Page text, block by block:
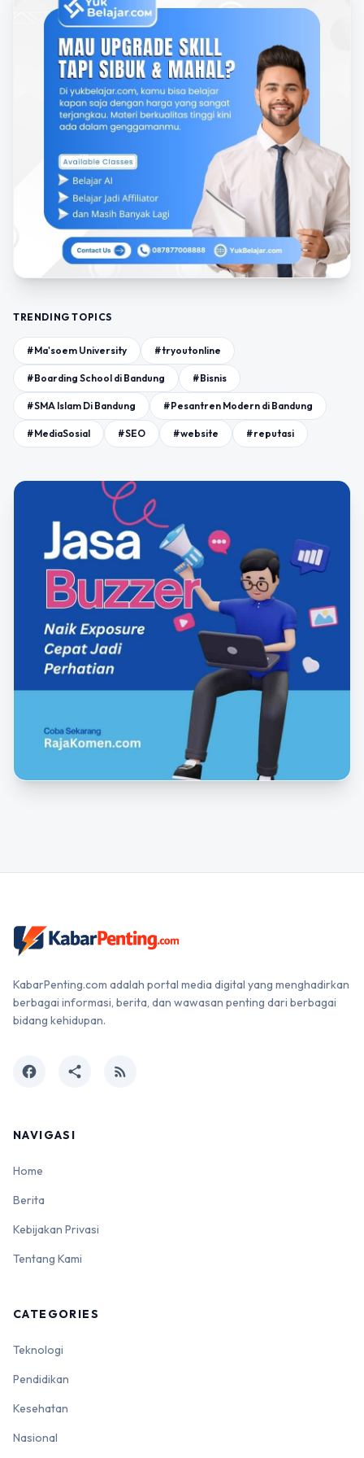
TRENDING TOPICS
#Ma'soem University #tryoutonline
#Boarding School di Bandung #Bisnis
#SMA Islam Di Bandung #Pesantren Modern di Bandung
#MediaSosial #SEO #website #reputasi
KabarPenting.com adalah portal media digital yang menghadirkan
berbagai informasi, berita, dan wawasan penting dari berbagai
bidang kehidupan.
facebook share rss_feed
NAVIGASI
Home
Berita
Kebijakan Privasi
Tentang Kami
CATEGORIES
Teknologi
Pendidikan
Kesehatan
Nasional